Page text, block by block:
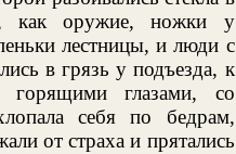
как оружие, ножки у
лестницы, и люди с
в грязь у подъезда, к
горящими глазами, со
себя по бедрам,
от страха и прятались